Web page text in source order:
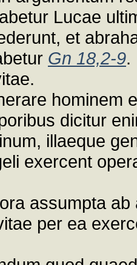
Lucae
et
Gn 18,2-9.
hominem
dicitur
illaeque
exercent
assumpta
per ea